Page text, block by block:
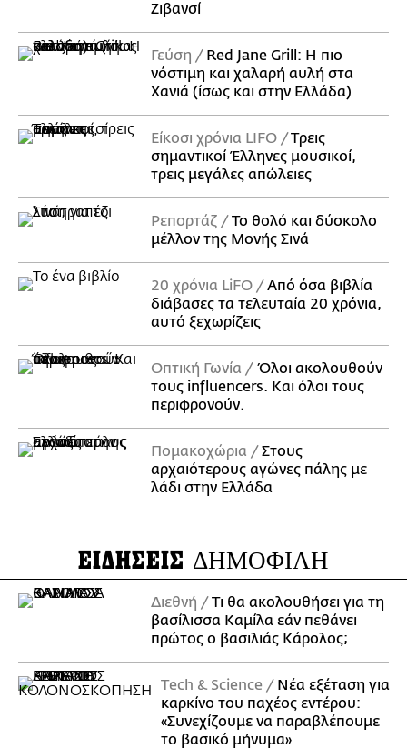
Ζιβανσί
Γεύση
Red Jane Grill: Η πιο
νόστιμη και χαλαρή αυλή στα
Χανιά (ίσως και στην Ελλάδα)
Είκοσι χρόνια LIFO
Tρεις
σημαντικοί Έλληνες μουσικοί,
τρεις μεγάλες απώλειες
Ρεπορτάζ
Το θολό και δύσκολο
μέλλον της Μονής Σινά
20 χρόνια LiFO
Από όσα βιβλία
διάβασες τα τελευταία 20 χρόνια,
αυτό ξεχωρίζεις
Οπτική Γωνία
Όλοι ακολουθούν
τους influencers. Και όλοι τους
περιφρονούν.
Πομακοχώρια
Στους
αρχαιότερους αγώνες πάλης με
λάδι στην Ελλάδα
ΕΙΔΗΣΕΙΣ ΔΗΜΟΦΙΛΗ
Διεθνή
Τι θα ακολουθήσει για τη
βασίλισσα Καμίλα εάν πεθάνει
πρώτος ο βασιλιάς Κάρολος;
Τech & Science
Νέα εξέταση για
καρκίνο του παχέος εντέρου:
«Συνεχίζουμε να παραβλέπουμε
το βασικό μήνυμα»